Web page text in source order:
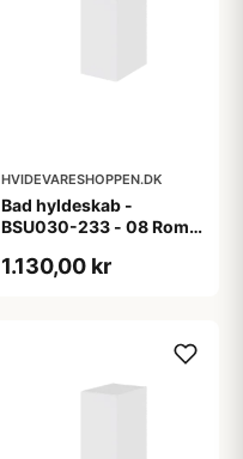
HVIDEVARESHOPPEN.DK
Bad hyldeskab -
BSU030-233 - 08 Roma
1.130,00 kr